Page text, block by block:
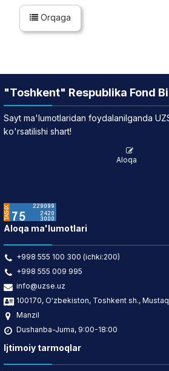
Orqaga
"Toshkent" Respublika Fond
Sayt ma'lumotlaridan foydalanilganda
ko'rsatilishi shart!
Aloqa
Aloqa ma'lumotlari
+998 555 100 300 (ichki:200)
+998 555 009 995
info@uzse.uz
100170, O'zbekiston, Toshkent sh.,
Manzil
Dushanba-Juma, 9:00-18:00
Ijtimoiy tarmoqlar